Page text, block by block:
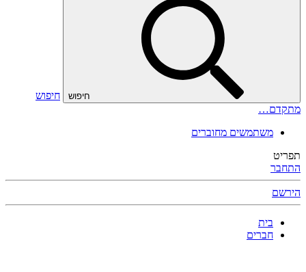
חיפוש
חיפוש
מתקדם…
משתמשים מחוברים
תפריט
התחבר
הירשם
בית
חברים